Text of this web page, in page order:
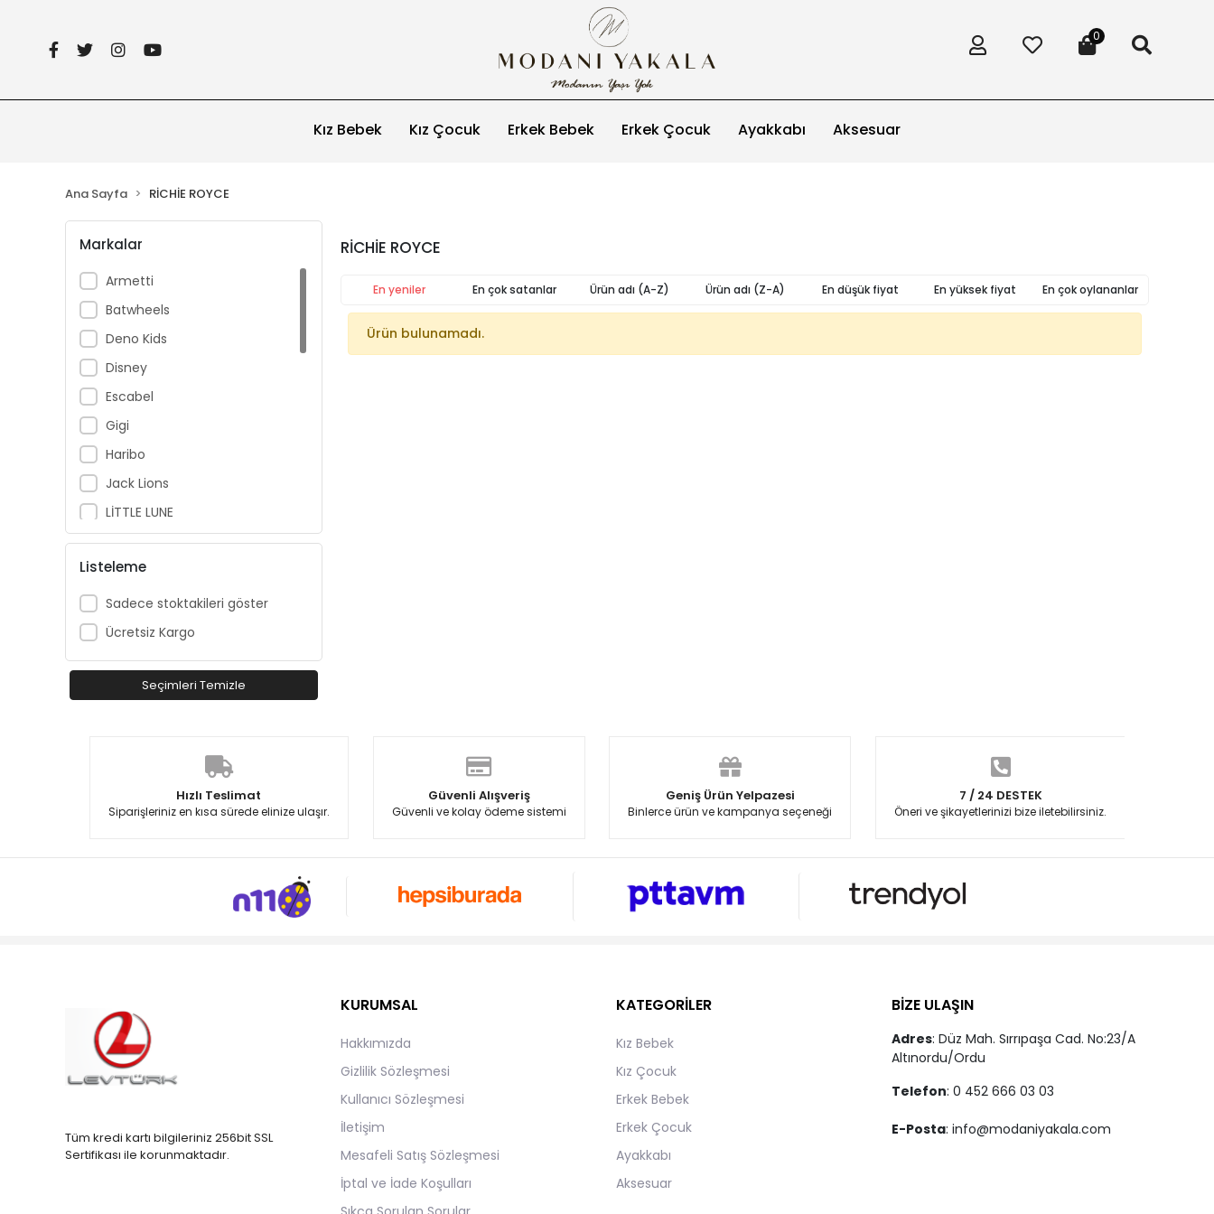
0
Kız Bebek Kız Çocuk Erkek Bebek Erkek Çocuk Ayakkabı Aksesuar
Ana Sayfa RİCHİE ROYCE
Markalar
Armetti
Batwheels
Deno Kids
Disney
Escabel
Gigi
Haribo
Jack Lions
LİTTLE LUNE
Loco Loco
Looney Tunes
Losan
Marco Kids
Mayoral
Momy Kids
Nukutavake
PEPİNO
Listeleme
Sadece stoktakileri göster
Ücretsiz Kargo
Seçimleri Temizle
RİCHİE ROYCE
En yeniler En çok satanlar Ürün adı (A-Z) Ürün adı (Z-A) En düşük fiyat En yüksek fiyat En çok oylananlar
Ürün bulunamadı.
Hızlı Teslimat
Siparişleriniz en kısa sürede elinize ulaşır.
Güvenli Alışveriş
Güvenli ve kolay ödeme sistemi
Geniş Ürün Yelpazesi
Binlerce ürün ve kampanya seçeneği
7 / 24 DESTEK
Öneri ve şikayetlerinizi bize iletebilirsiniz.
Tüm kredi kartı bilgileriniz 256bit SSL
Sertifikası ile korunmaktadır.
KURUMSAL
Hakkımızda
Gizlilik Sözleşmesi
Kullanıcı Sözleşmesi
İletişim
Mesafeli Satış Sözleşmesi
İptal ve İade Koşulları
KATEGORİLER
Kız Bebek
Kız Çocuk
Erkek Bebek
Erkek Çocuk
Ayakkabı
Aksesuar
BİZE ULAŞIN
Adres: Düz Mah. Sırrıpaşa Cad. No:23/A
Altınordu/Ordu
Telefon: 0 452 666 03 03
E-Posta: info@modaniyakala.com